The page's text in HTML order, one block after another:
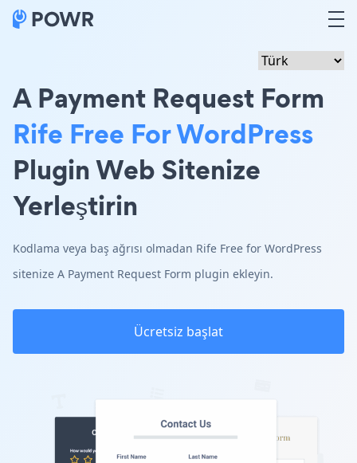
A Payment Request Form
Rife Free For WordPress
Plugin Web Sitenize
Yerleştirin
Kodlama veya baş ağrısı olmadan Rife Free for WordPress
sitenize A Payment Request Form plugin ekleyin.
Ücretsiz başlat